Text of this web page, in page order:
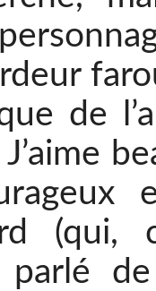
de
J’aime
(qui,
parlé